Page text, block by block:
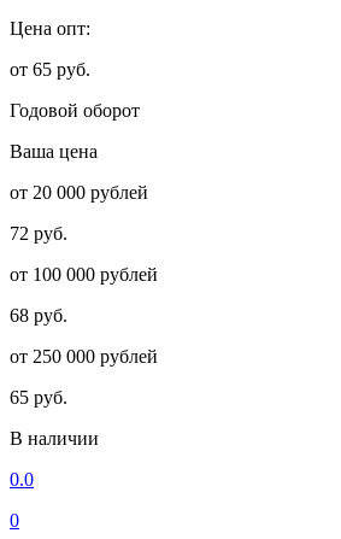
Цена опт:
от 65 руб.
Годовой оборот
Ваша цена
от 20 000 рублей
72 руб.
от 100 000 рублей
68 руб.
от 250 000 рублей
65 руб.
В наличии
0.0
0